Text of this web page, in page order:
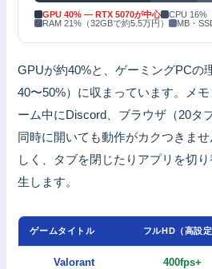
GPU 40% — RTX 5070が中心
CPU 16%
RAM 21%（32GBで約5.5万円）
MB・
GPUが約40%と、ゲーミングPCの
40〜50%）に収まっています。メ
ーム中にDiscord、ブラウザ（20タ
同時に開いても動作がカクつきま
しく、タブを閉じたりアプリを切
生します。
ゲームタイトル フルHD（高設定
Valorant 400fps+